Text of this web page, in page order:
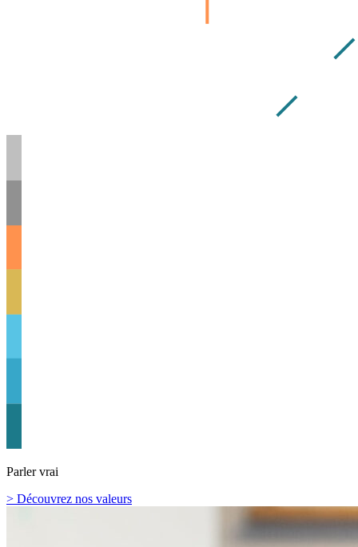
Parler vrai
> Découvrez nos valeurs